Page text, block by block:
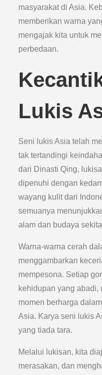
masyarakat di Asia.
memberikan warna
mengajak kita untuk
perbedaan.
Lukis
Seni lukis Asia telah
tak tertandingi
dari Dinasti Qing,
dipenuhi dengan
wayang kulit dari
semuanya
alam dan budaya
Warna-warna cerah
menggambarkan
mempesona. Setiap
kehidupan yang abadi,
momen berharga
Asia. Karya seni lukis
yang tiada tara.
Melalui lukisan, kita
merasakan, dan